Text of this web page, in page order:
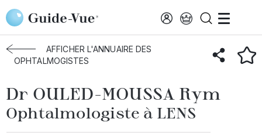
Aller au contenu principal
Accueil Annuaire des ophtalmologistes Lens OULED
AFFICHER L'ANNUAIRE DES
OPHTALMOGISTES
Dr OULED-MOUSSA Rym
Ophtalmologiste à LENS